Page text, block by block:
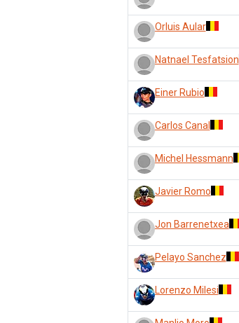
Orluis Aular
Natnael Tesfatsion
Einer Rubio
Carlos Canal
Michel Hessmann
Javier Romo
Jon Barrenetxea
Pelayo Sanchez
Lorenzo Milesi